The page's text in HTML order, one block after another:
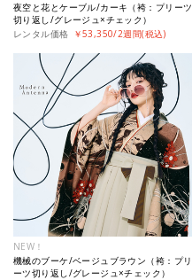
夜空と花とケーブル/カーキ（袴：プリーツ
切り返し/グレージュ×チェック）
レンタル価格 ￥53,350/2週間(税込)
NEW！
機械のブーケ/ベージュブラウン（袴：プリ
ーツ切り返し/グレージュ×チェック）